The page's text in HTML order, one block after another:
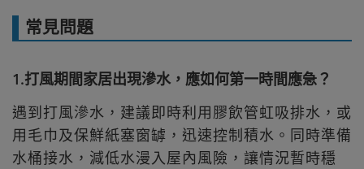
常見問題
1.打風期間家居出現滲水，應如何第一時間應急？
遇到打風滲水，建議即時利用膠飲管虹吸排水，或
用毛巾及保鮮紙塞窗罅，迅速控制積水。同時準備
水桶接水，減低水漫入屋內風險，讓情況暫時穩